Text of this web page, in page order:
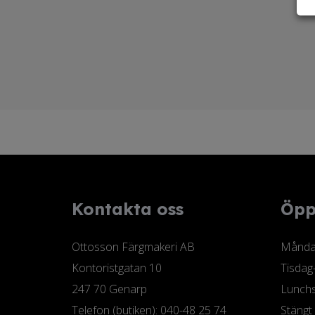
Kontakta oss
Ottosson Färgmakeri AB
Kontoristgatan 10
247 70 Genarp
Telefon (butiken): 040-48 25 74